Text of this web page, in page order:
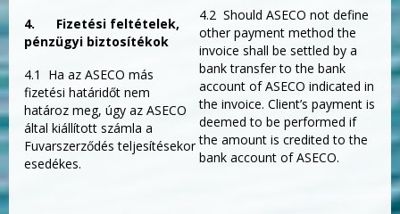
4. Fizetési feltételek,
pénzügyi biztosítékok
4.1 Ha az ASECO más
fizetési határidőt nem
határoz meg, úgy az ASECO
által kiállított számla a
Fuvarszerződés teljesítésekor
esedékes.
4.2 Should ASECO not define
other payment method the
invoice shall be settled by a
bank transfer to the bank
account of ASECO indicated in
the invoice. Client’s payment is
deemed to be performed if
the amount is credited to the
bank account of ASECO.